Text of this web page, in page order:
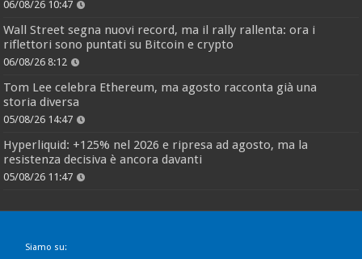
06/08/26 10:47
Wall Street segna nuovi record, ma il rally rallenta: ora i
riflettori sono puntati su Bitcoin e crypto
06/08/26 8:12
Tom Lee celebra Ethereum, ma agosto racconta già una
storia diversa
05/08/26 14:47
Hyperliquid: +125% nel 2026 e ripresa ad agosto, ma la
resistenza decisiva è ancora davanti
05/08/26 11:47
Siamo su: